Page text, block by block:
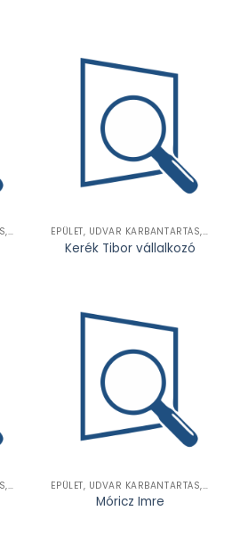
ÉPÜLET, UDVAR KARBANTARTÁS, FELÚJÍTÁS, SZERELÉS ÉPÜLET, UDVAR KARBANTARTÁS, FELÚJÍTÁS, SZERELÉS
Kerék Tibor vállalkozó
ÉPÜLET, UDVAR KARBANTARTÁS, FELÚJÍTÁS, SZERELÉS ÉPÜLET, UDVAR KARBANTARTÁS, FELÚJÍTÁS, SZERELÉS
Móricz Imre